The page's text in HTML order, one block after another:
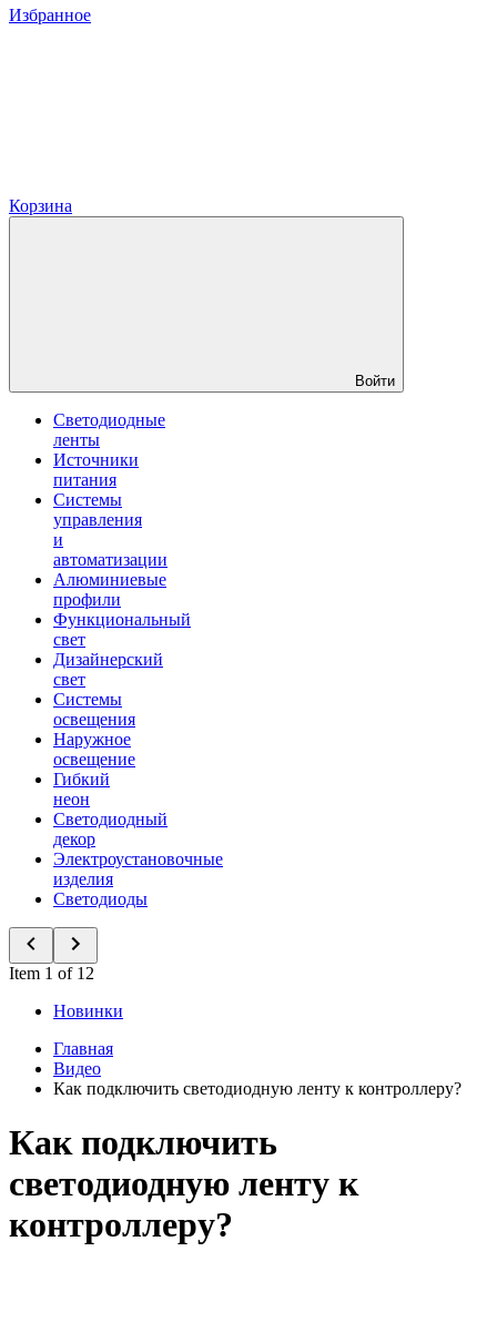
Избранное
Корзина
Войти
Светодиодные
ленты
Источники
питания
Системы
управления
и
автоматизации
Алюминиевые
профили
Функциональный
свет
Дизайнерский
свет
Системы
освещения
Наружное
освещение
Гибкий
неон
Светодиодный
декор
Электроустановочные
изделия
Светодиоды
Item 1 of 12
Новинки
Главная
Видео
Как подключить светодиодную ленту к контроллеру?
Как подключить
светодиодную ленту к
контроллеру?